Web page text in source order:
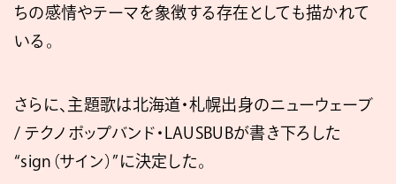
ちの感情やテーマを象徴する存在としても描かれて
いる。
さらに、主題歌は北海道・札幌出身のニューウェーブ
/ テクノポップバンド・LAUSBUBが書き下ろした
“sign（サイン）”に決定した。